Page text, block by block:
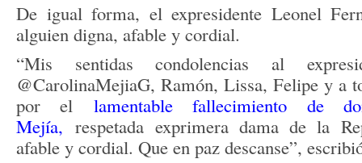
De igual forma, el expresidente Leonel
alguien digna, afable y cordial.
“Mis sentidas condolencias al
@CarolinaMejiaG, Ramón, Lissa, Felipe y a
por ellamentable fallecimiento de
Mejía, respetada exprimera dama de la
afable y cordial. Que en paz descanse”,